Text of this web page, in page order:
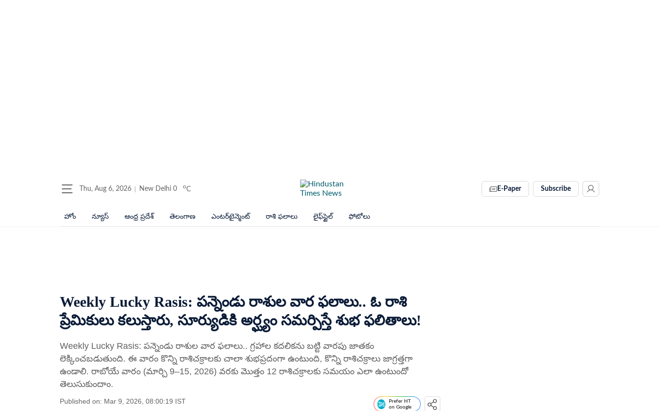
Thu, Aug 6, 2026 New Delhi 0 oC E-Paper Subscribe
హోం న్యూస్ ఆంధ్ర ప్రదేశ్ తెలంగాణ ఎంటర్‌టైన్మెంట్ రాశి ఫలాలు లైఫ్‌స్టైల్ ఫోటోలు
Weekly Lucky Rasis: పన్నెండు రాశుల వార ఫలాలు.. ఓ రాశి
ప్రేమికులు కలుస్తారు, సూర్యుడికి అర్ఘ్యం సమర్పిస్తే శుభ ఫలితాలు!
Weekly Lucky Rasis: పన్నెండు రాశుల వార ఫలాలు.. గ్రహాల కదలికను బట్టి వారపు జాతకం
లెక్కించబడుతుంది. ఈ వారం కొన్ని రాశిచక్రాలకు చాలా శుభప్రదంగా ఉంటుంది, కొన్ని రాశిచక్రాలు జాగ్రత్తగా
ఉండాలి. రాబోయే వారం (మార్చి 9–15, 2026) వరకు మొత్తం 12 రాశిచక్రాలకు సమయం ఎలా ఉంటుందో
తెలుసుకుందాం.
Published on: Mar 9, 2026, 08:00:19 IST
Prefer HT
on Google